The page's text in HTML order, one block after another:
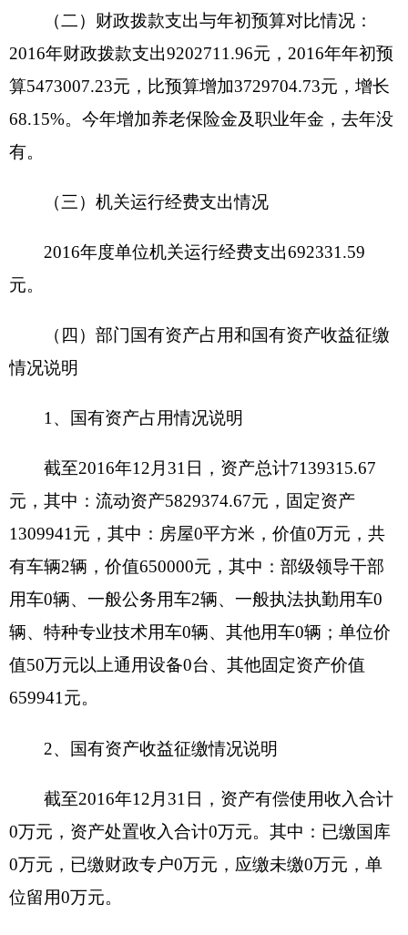
度，改善了房屋质量。普通百姓对党和政府的感激
之情溢于言表。特别是居住在节能改造前冬季室温
偏冷，室内结露发霉的老住宅的中低收入的居民。
改造工程称为“民心工程”。节能改造起到了促进社
会和谐的作用。既有居住建筑的节能改造，对于节
进住房城乡建设领域发展方式转变与经济社会可持
标准设计费13.5万元，根据我局与新疆佳联城建规
划设计研究院签订的《建设工程设计合同》规定，
居住区公共服务设施资源，规范全州居住区服务设
少物业项目交接时设施不配套引发的矛盾纠纷。
3、2120399款： 其他城乡社区公共设施支出10
万元，用于拨付阿克陶县住建局城市维护资金。对
阿克陶镇道路进行维修，此次维修路段为80年代建
设的道路，道路损坏严重，维修路面总长度2公里，
同时对供排水管线、人行道、路面照明进行同步更
七、政府采购执行情况
元，其中：政府采购货物支出24.8万元、政府采购
工程支出0万元、政府采购服务支出0万元；实际采
政府采购工程支出0万元、政府采购服务支出 0
元。